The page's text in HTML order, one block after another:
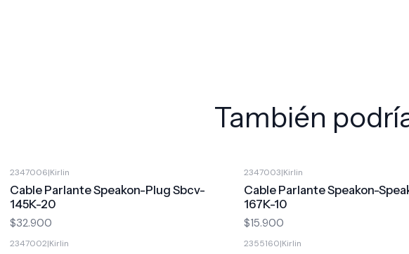
También
2347006|Kirlin
Cable Parlante Speakon-Plug Sbcv-
145K-20
$32.900
2347003|Kirlin
Cable Parlante Speakon-
167K-10
$15.900
2347002|Kirlin 2355160|Kirlin